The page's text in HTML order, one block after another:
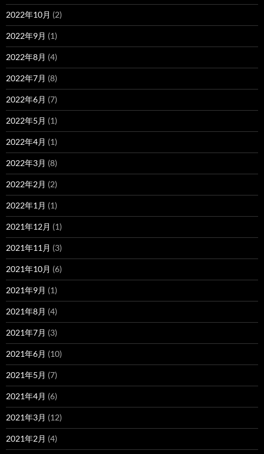
2022年10月 (2)
2022年9月 (1)
2022年8月 (4)
2022年7月 (8)
2022年6月 (7)
2022年5月 (1)
2022年4月 (1)
2022年3月 (8)
2022年2月 (2)
2022年1月 (1)
2021年12月 (1)
2021年11月 (3)
2021年10月 (6)
2021年9月 (1)
2021年8月 (4)
2021年7月 (3)
2021年6月 (10)
2021年5月 (7)
2021年4月 (6)
2021年3月 (12)
2021年2月 (4)